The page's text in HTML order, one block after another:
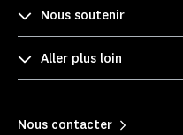
Nous soutenir
Aller plus loin
Nous contacter